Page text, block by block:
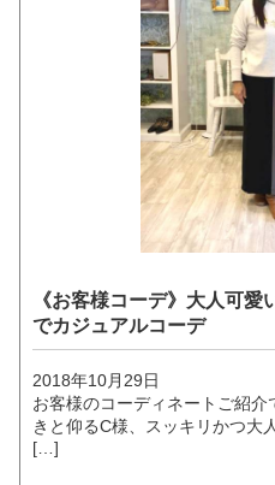
《お客様コーデ》大人可愛
でカジュアルコーデ
2018年10月29日
お客様のコーディネートご紹
きと仰るC様、スッキリかつ大
[…]